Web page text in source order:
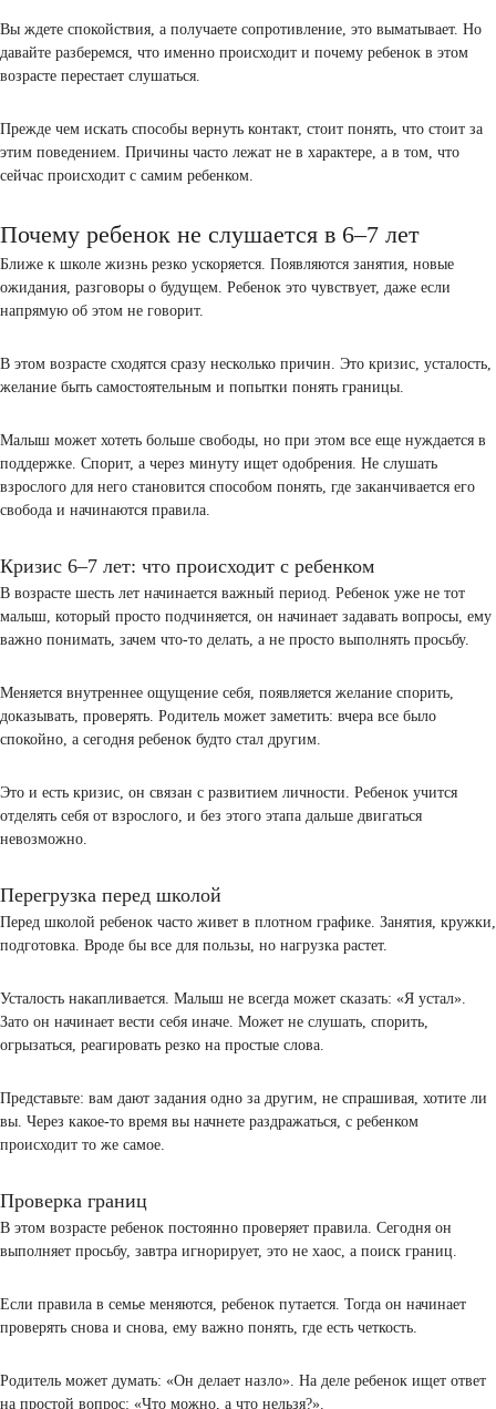
меняется и куда пропало послушание.
хочет быть просто «маленьким». Ему важно чувствовать себя
человеком, который может выбирать и решать. И да, иногда это
как протест.
Вы ждете спокойствия, а получаете сопротивление, это
давайте разберемся, что именно происходит и почему ребенок в
возрасте перестает слушаться.
этим поведением. Причины часто лежат не в характере, а в том,
сейчас происходит с самим ребенком.
Почему ребенок не слушается в 6–7 лет
Ближе к школе жизнь резко ускоряется. Появляются занятия,
ожидания, разговоры о будущем. Ребенок это чувствует, даже
В этом возрасте сходятся сразу несколько причин. Это кризис,
Малыш может хотеть больше свободы, но при этом все еще
поддержке. Спорит, а через минуту ищет одобрения. Не слушать
взрослого для него становится способом понять, где
Кризис 6–7 лет: что происходит с ребенком
малыш, который просто подчиняется, он начинает задавать
важно понимать, зачем что-то делать, а не просто выполнять
доказывать, проверять. Родитель может заметить: вчера все было
спокойно, а сегодня ребенок будто стал другим.
отделять себя от взрослого, и без этого этапа дальше двигаться
невозможно.
Перегрузка перед школой
Перед школой ребенок часто живет в плотном графике. Занятия,
подготовка. Вроде бы все для пользы, но нагрузка растет.
Усталость накапливается. Малыш не всегда может сказать: «Я
Зато он начинает вести себя иначе. Может не слушать, спорить,